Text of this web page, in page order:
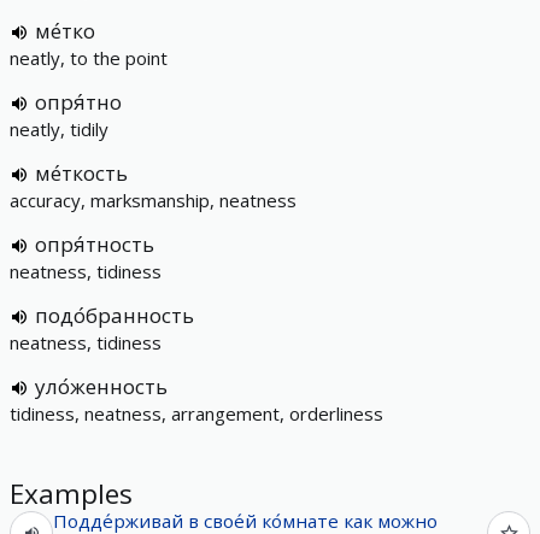
ме́тко
neatly, to the point
опря́тно
neatly, tidily
ме́ткость
accuracy, marksmanship, neatness
опря́тность
neatness, tidiness
подо́бранность
neatness, tidiness
уло́женность
tidiness, neatness, arrangement, orderliness
Examples
Подде́рживай в свое́й ко́мнате как можно